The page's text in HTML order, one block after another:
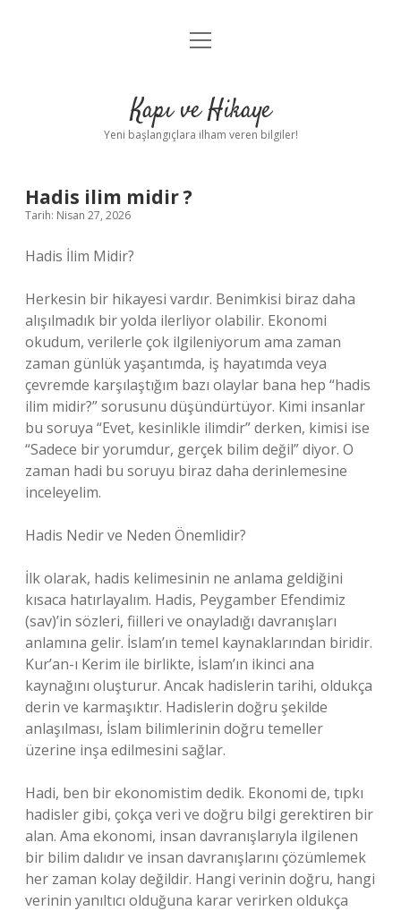
Anasayfa
Yasal Uyarı
menüyü
Kapı ve Hikaye
Yeni başlangıçlara ilham veren bilgiler!
Hadis ilim midir ?
Tarih: Nisan 27, 2026
Hadis İlim Midir?
Herkesin bir hikayesi vardır. Benimkisi biraz daha
alışılmadık bir yolda ilerliyor olabilir. Ekonomi
okudum, verilerle çok ilgileniyorum ama zaman
zaman günlük yaşantımda, iş hayatımda veya
çevremde karşılaştığım bazı olaylar bana hep “hadis
ilim midir?” sorusunu düşündürtüyor. Kimi insanlar
bu soruya “Evet, kesinlikle ilimdir” derken, kimisi ise
“Sadece bir yorumdur, gerçek bilim değil” diyor. O
zaman hadi bu soruyu biraz daha derinlemesine
inceleyelim.
Hadis Nedir ve Neden Önemlidir?
İlk olarak, hadis kelimesinin ne anlama geldiğini
kısaca hatırlayalım. Hadis, Peygamber Efendimiz
(sav)’in sözleri, fiilleri ve onayladığı davranışları
anlamına gelir. İslam’ın temel kaynaklarından biridir.
Kur’an-ı Kerim ile birlikte, İslam’ın ikinci ana
kaynağını oluşturur. Ancak hadislerin tarihi, oldukça
derin ve karmaşıktır. Hadislerin doğru şekilde
anlaşılması, İslam bilimlerinin doğru temeller
üzerine inşa edilmesini sağlar.
Hadi, ben bir ekonomistim dedik. Ekonomi de, tıpkı
hadisler gibi, çokça veri ve doğru bilgi gerektiren bir
alan. Ama ekonomi, insan davranışlarıyla ilgilenen
bir bilim dalıdır ve insan davranışlarını çözümlemek
her zaman kolay değildir. Hangi verinin doğru, hangi
verinin yanıltıcı olduğuna karar verirken oldukça